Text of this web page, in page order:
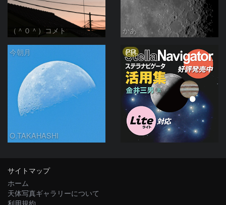
（＾０＾）コメト かあ
今朝月
O.TAKAHASHI
PR
サイトマップ
ホーム
天体写真ギャラリーについて
利用規約